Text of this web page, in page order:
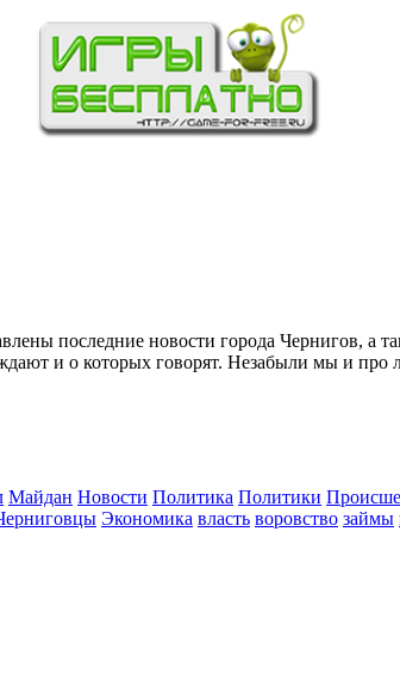
последние новости города Чернигов, а
и о которых говорят. Незабыли мы и про
Майдан Новости Политика Политики
Экономика власть воровство займы